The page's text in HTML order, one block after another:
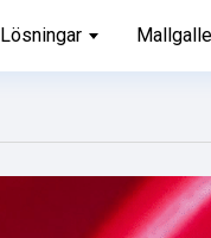
Lösningar